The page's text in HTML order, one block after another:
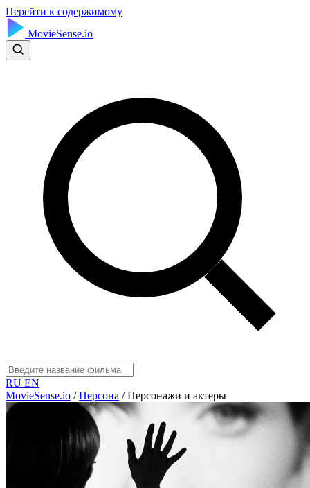
Перейти к содержимому
MovieSense.io
RU EN
MovieSense.io / Персона / Персонажи и актеры